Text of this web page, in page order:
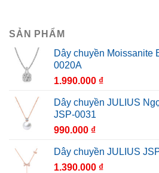
SẢN PHẨM
Dây chuyền Moissanite
0020A
1.990.000 ₫
Dây chuyền JULIUS
JSP-0031
990.000 ₫
Dây chuyền JULIUS
1.390.000 ₫